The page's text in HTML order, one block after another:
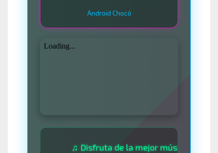
Android Chocó
♫ Disfruta de la mejor música las 24 horas